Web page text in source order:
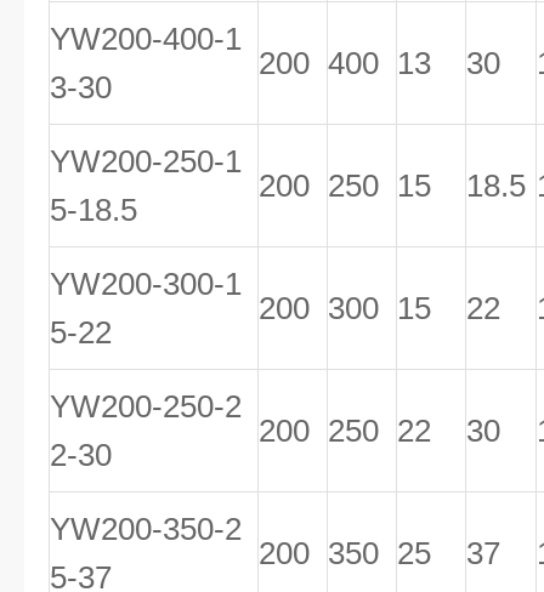
YW200-400-1
3-30
200 400 13 30
YW200-250-1
5-18.5
200 250 15 18.5
YW200-300-1
5-22
200 300 15 22
YW200-250-2
2-30
200 250 22 30
YW200-350-2
5-37
200 350 25 37